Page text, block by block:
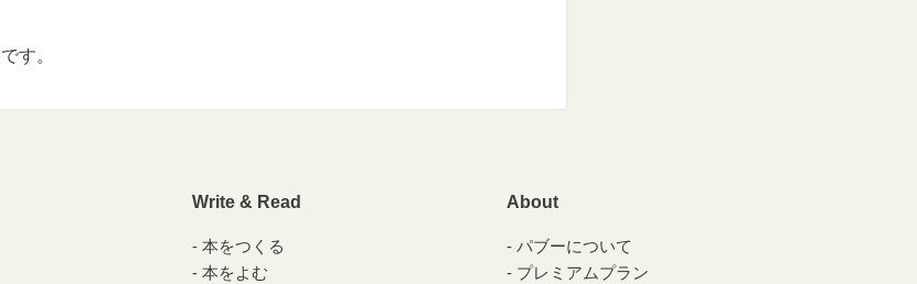
す。
Write & Read
本をつくる
本をよむ
About
パブーについて
プレミアムプラン